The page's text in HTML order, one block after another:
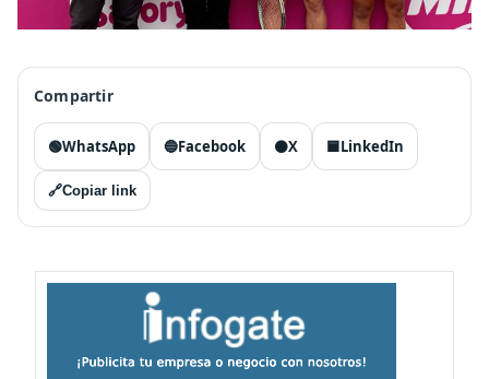
Compartir
🟢WhatsApp 🔵Facebook ⚫X 🟦LinkedIn
🔗Copiar link